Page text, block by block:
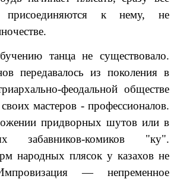
присоединяются к нему, не
танца не существовало.
передавалось из поколения в
феодальной обществе
мастеров - профессионалов.
придворных шутов или в
забавников-комиков "ку".
народных плясок у казахов не
— непременное